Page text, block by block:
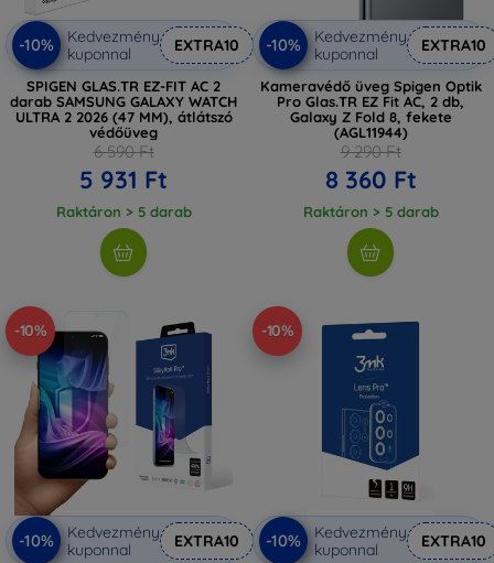
-10%
Kedvezmény
kuponnal
EXTRA10
SPIGEN GLAS.TR EZ-FIT AC 2
darab SAMSUNG GALAXY WATCH
ULTRA 2 2026 (47 MM), átlátszó
védőüveg
6 590 Ft
5 931 Ft
Raktáron > 5 darab
-10%
Kedvezmény
kuponnal
EXTRA10
Kameravédő üveg Spigen Optik
Pro Glas.TR EZ Fit AC, 2 db,
Galaxy Z Fold 8, fekete
(AGL11944)
9 290 Ft
8 360 Ft
Raktáron > 5 darab
-10%
-10%
Kedvezmény
kuponnal
EXTRA10
-10%
-10%
Kedvezmény
kuponnal
EXTRA10